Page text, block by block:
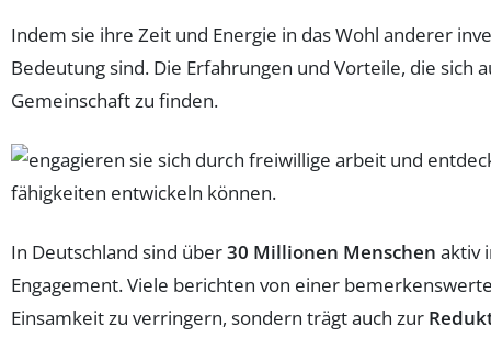
Indem sie ihre Zeit und Energie in das Wohl anderer
Bedeutung sind. Die Erfahrungen und Vorteile, die
Gemeinschaft zu finden.
In Deutschland sind über30 Millionen Menschen aktiv
Engagement. Viele berichten von einer
Einsamkeit zu verringern, sondern trägt auch zur